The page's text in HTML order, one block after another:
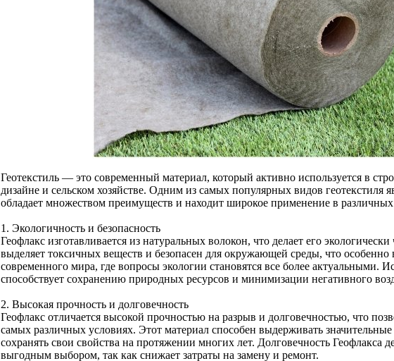
Геотекстиль — это современный материал, который активно используется в
дизайне и сельском хозяйстве. Одним из самых популярных видов геотекстиля
обладает множеством преимуществ и находит широкое применение в различных
1. Экологичность и безопасность
Геофлакс изготавливается из натуральных волокон, что делает его
выделяет токсичных веществ и безопасен для окружающей среды, что особенно
современного мира, где вопросы экологии становятся все более актуальными.
способствует сохранению природных ресурсов и минимизации негативного
2. Высокая прочность и долговечность
Геофлакс отличается высокой прочностью на разрыв и долговечностью, что
самых различных условиях. Этот материал способен выдерживать
сохранять свои свойства на протяжении многих лет. Долговечность Геофлакса
выгодным выбором, так как снижает затраты на замену и ремонт.